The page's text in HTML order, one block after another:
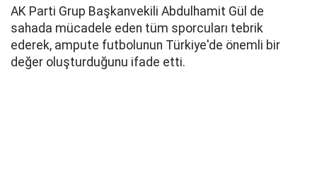
AK Parti Grup Başkanvekili Abdulhamit Gül de
sahada mücadele eden tüm sporcuları tebrik
ederek, ampute futbolunun Türkiye'de önemli bir
değer oluşturduğunu ifade etti.